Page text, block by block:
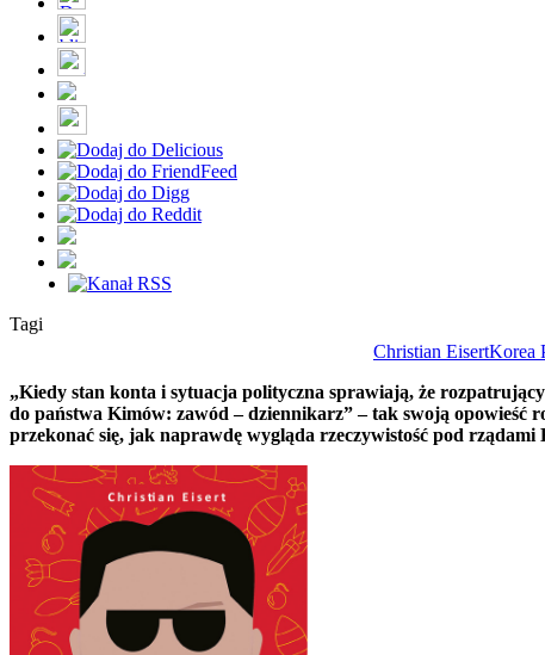
Tagi
Christian EisertKorea
„Kiedy stan konta i sytuacja polityczna sprawiają, że
do państwa Kimów: zawód – dziennikarz” – tak swoją opowieść
przekonać się, jak naprawdę wygląda rzeczywistość pod rządami